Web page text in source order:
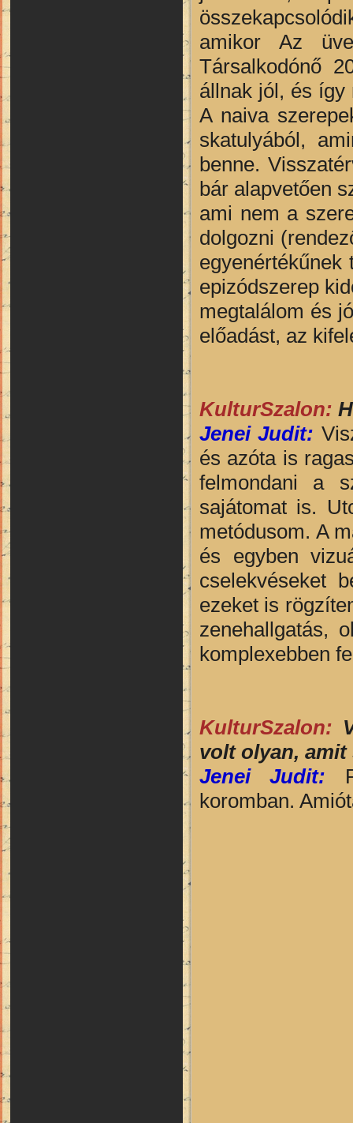
amikor Az
Társalkodónő
állnak jól, és így
A naiva
skatulyából,
benne.
bár alapvetően
ami nem a
dolgozni
epizódszerep
megtalálom és
előadást, az
KulturSzalon:
Jenei Judit:
és azóta is
felmondani a
sajátomat is.
metódusom. A
és egyben
cselekvéseket
ezeket is
zenehallgatás,
komplexebben
KulturSzalon:
volt olyan,
Jenei Judit:
koromban.